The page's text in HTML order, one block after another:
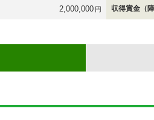
2,000,000 円 収得賞金（障